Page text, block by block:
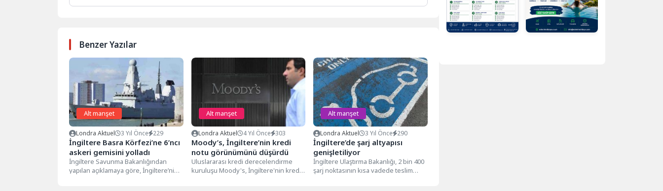
Benzer Yazılar
Alt manşet
Londra Aktuel 3 Yıl Önce 229
İngiltere Basra Körfezi’ne 6’ncı
askeri gemisini yolladı
İngiltere Savunma Bakanlığından
yapılan açıklamaya göre, İngiltere’nin
Alt manşet
Londra Aktuel 4 Yıl Önce 303
Moody’s, İngiltere’nin kredi
notu görünümünü düşürdü
Uluslararası kredi derecelendirme
kuruluşu Moody's, İngiltere'nin kredi
Alt manşet
Londra Aktuel 3 Yıl Önce 290
İngiltere’de şarj altyapısı
genişletiliyor
İngiltere Ulaştırma Bakanlığı, 2 bin 400
şarj noktasının kısa vadede teslim